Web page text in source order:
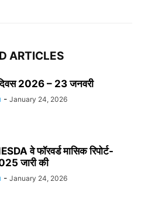
ARTICLES
2026 – 23 जनवरी
- January 24, 2026
वे फॉरवर्ड मासिक रिपोर्ट-
जारी की
- January 24, 2026